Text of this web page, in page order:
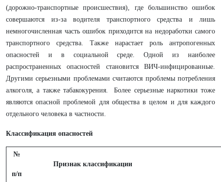
(дорожно-транспортные происшествия), где большинство ошибок
совершаются из-за водителя транспортного средства и лишь
немногочисленная часть ошибок приходится на недоработки самого
транспортного средства. Также нарастает роль антропогенных
опасностей и в социальной среде. Одной из наиболее
распространенных опасностей становится ВИЧ-инфицированные.
Другими серьезными проблемами считаются проблемы потребления
алкоголя, а также табакокурения. Более серьезные наркотики тоже
являются опасной проблемой для общества в целом и для каждого
отдельного человека в частности.
Классификация опасностей
№
п/п
Признак классификации